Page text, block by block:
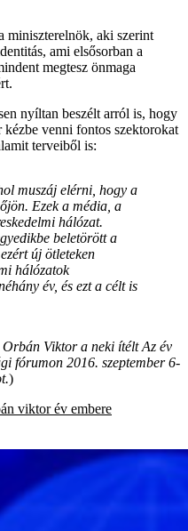
miniszterelnök, aki szerint
ami elsősorban a
megtesz önmaga
nyíltan beszélt arról is, hogy
venni fontos szektorokat
terveiből is:
muszáj elérni, hogy a
Ezek a média, a
hálózat.
beletörött a
új ötleteken
hálózatok
év, és ezt a célt is
Viktor a neki ítélt Az év
fórumon 2016. szeptember 6-
)
viktor év embere